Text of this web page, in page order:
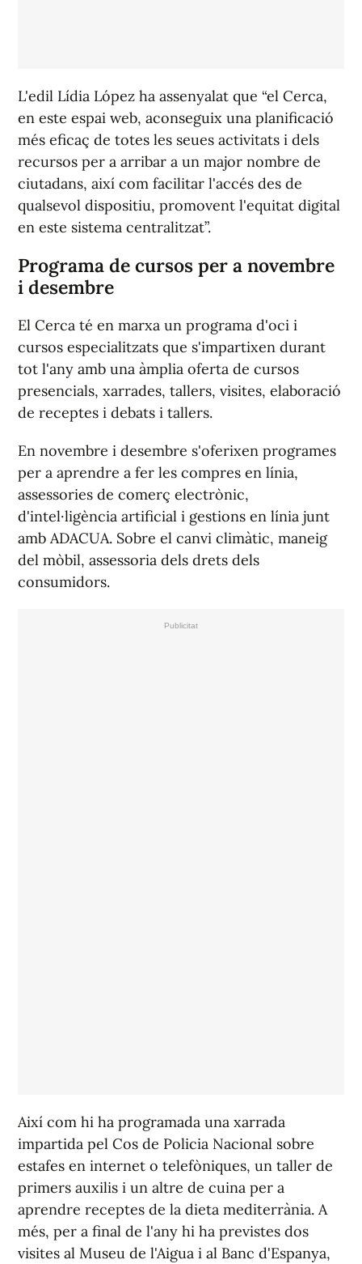
L'edil Lídia López ha assenyalat que “el Cerca,
en este espai web, aconseguix una planificació
més eficaç de totes les seues activitats i dels
recursos per a arribar a un major nombre de
ciutadans, així com facilitar l'accés des de
qualsevol dispositiu, promovent l'equitat digital
en este sistema centralitzat”.
Programa de cursos per a novembre
i desembre
El Cerca té en marxa un programa d'oci i
cursos especialitzats que s'impartixen durant
tot l'any amb una àmplia oferta de cursos
presencials, xarrades, tallers, visites, elaboració
de receptes i debats i tallers.
En novembre i desembre s'oferixen programes
per a aprendre a fer les compres en línia,
assessories de comerç electrònic,
d'intel·ligència artificial i gestions en línia junt
amb ADACUA. Sobre el canvi climàtic, maneig
del mòbil, assessoria dels drets dels
consumidors.
Així com hi ha programada una xarrada
impartida pel Cos de Policia Nacional sobre
estafes en internet o telefòniques, un taller de
primers auxilis i un altre de cuina per a
aprendre receptes de la dieta mediterrània. A
més, per a final de l'any hi ha previstes dos
visites al Museu de l'Aigua i al Banc d'Espanya,